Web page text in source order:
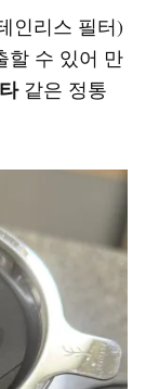
인리스 필터)
할 수 있어 만
같은 정통